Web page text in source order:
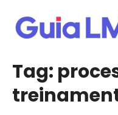
Tag: